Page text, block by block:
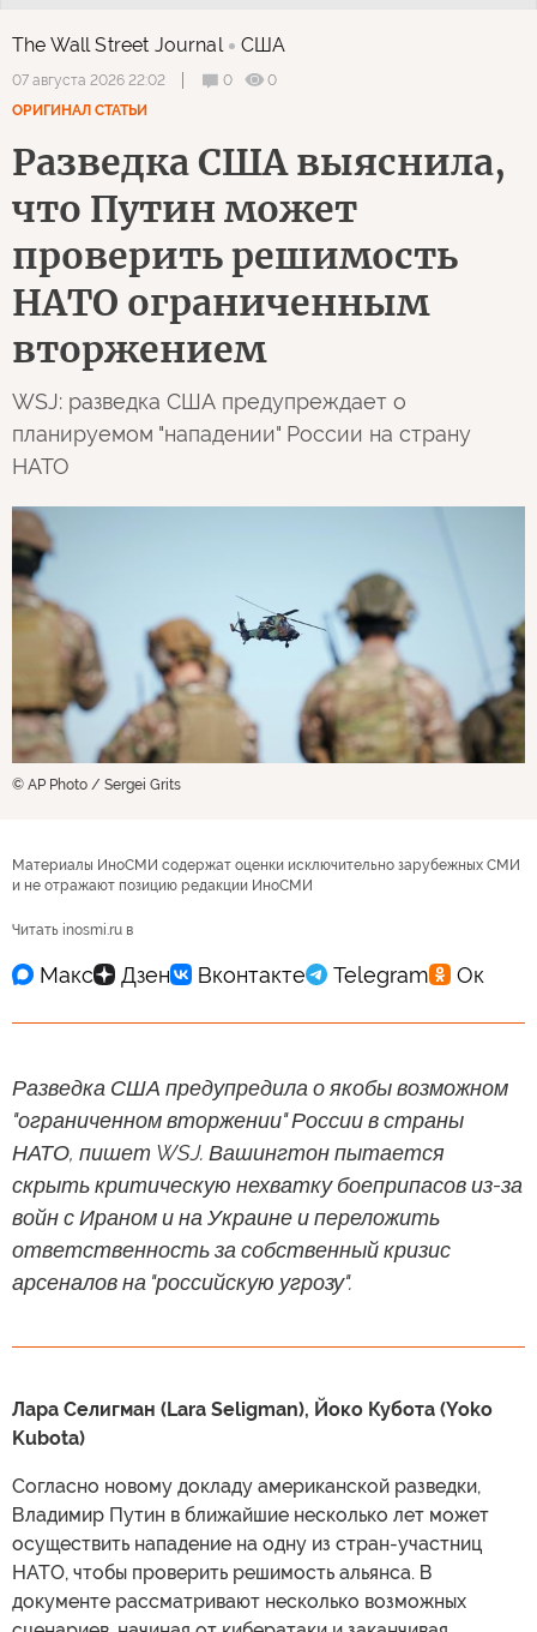
The Wall Street Journal США
07 августа 2026 22:02 0
0
ОРИГИНАЛ СТАТЬИ
Разведка США выяснила,
что Путин может
проверить решимость
НАТО ограниченным
вторжением
WSJ: разведка США предупреждает о
планируемом "нападении" России на страну
НАТО
© AP Photo / Sergei Grits
Материалы ИноСМИ содержат оценки исключительно зарубежных СМИ
и не отражают позицию редакции ИноСМИ
Читать inosmi.ru в
Разведка США предупредила о якобы возможном
"ограниченном вторжении" России в страны
НАТО, пишет WSJ. Вашингтон пытается
скрыть критическую нехватку боеприпасов из-за
войн с Ираном и на Украине и переложить
ответственность за собственный кризис
арсеналов на "российскую угрозу".
Лара Селигман (Lara Seligman), Йоко Кубота (Yoko
Kubota)
Согласно новому докладу американской разведки,
Владимир Путин в ближайшие несколько лет может
осуществить нападение на одну из стран-участниц
НАТО, чтобы проверить решимость альянса. В
документе рассматривают несколько возможных